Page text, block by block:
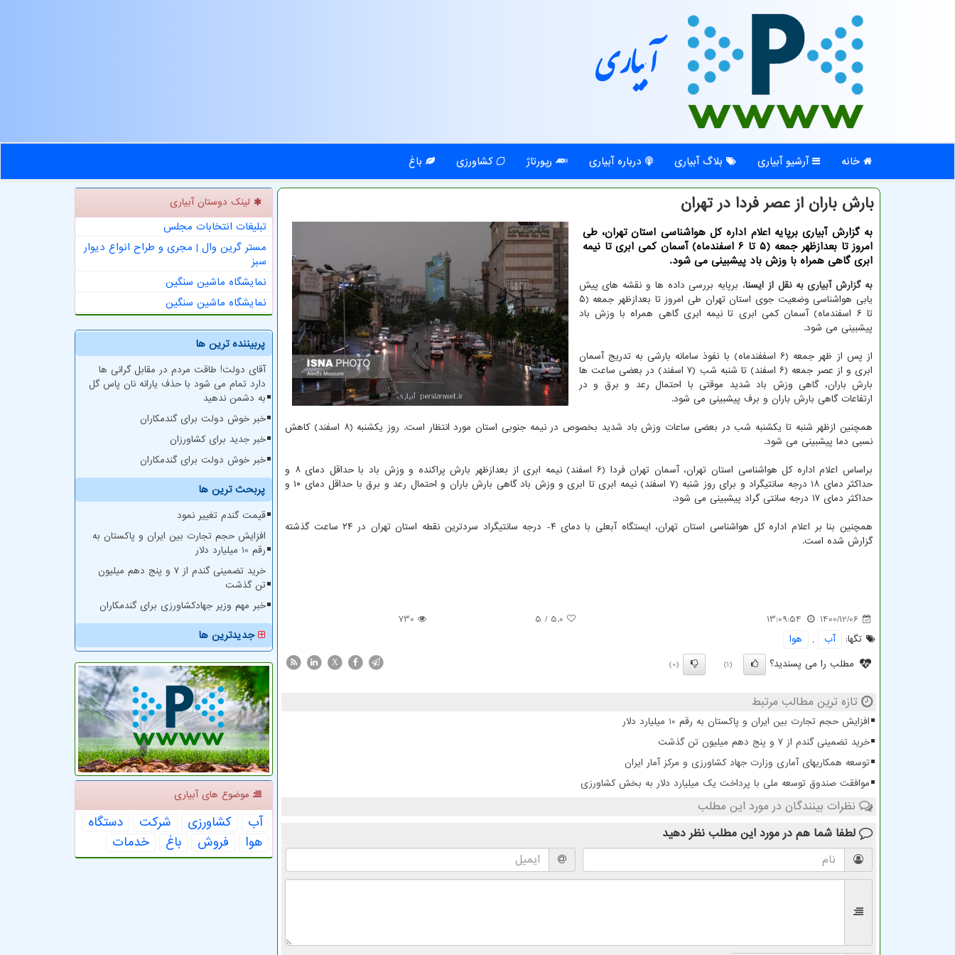
آبیاری
خانه آرشیو آبیاری بلاگ آبیاری درباره آبیاری رپورتاژ کشاورزی باغ
بارش باران از عصر فردا در تهران
به گزارش آبیاری برپایه اعلام اداره کل هواشناسی استان تهران، طی
امروز تا بعدازظهر جمعه (۵ تا ۶ اسفندماه) آسمان کمی ابری تا نیمه
ابری گاهی همراه با وزش باد پیشبینی می شود.
به گزارش آبیاری به نقل از ایسنا، برپایه بررسی داده ها و نقشه های پیش
یابی هواشناسی وضعیت جوی استان تهران طی امروز تا بعدازظهر جمعه (۵
تا ۶ اسفندماه) آسمان کمی ابری تا نیمه ابری گاهی همراه با وزش باد
پیشبینی می شود.
از پس از ظهر جمعه (۶ اسففندماه) با نفوذ سامانه بارشی به تدریج آسمان
ابری و از عصر جمعه (۶ اسفند) تا شنبه شب (۷ اسفند) در بعضی ساعت ها
بارش باران، گاهی وزش باد شدید موقتی با احتمال رعد و برق و در
ارتفاعات گاهی بارش باران و برف پیشبینی می شود.
همچنین ازظهر شنبه تا یکشنبه شب در بعضی ساعات وزش باد شدید بخصوص در نیمه جنوبی استان مورد انتظار است. روز یکشنبه (۸ اسفند) کاهش
نسبی دما پیشبینی می شود.
براساس اعلام اداره کل هواشناسی استان تهران، آسمان تهران فردا (۶ اسفند) نیمه ابری از بعدازظهر بارش پراکنده و وزش باد با حداقل دمای ۸ و
حداکثر دمای ۱۸ درجه سانتیگراد و برای روز شنبه (۷ اسفند) نیمه ابری تا ابری و وزش باد گاهی بارش باران و احتمال رعد و برق با حداقل دمای ۱۰ و
حداکثر دمای ۱۷ درجه سانتی گراد پیشبینی می شود.
همچنین بنا بر اعلام اداره کل هواشناسی استان تهران، ایستگاه آبعلی با دمای ۴- درجه سانتیگراد سردترین نقطه استان تهران در ۲۴ ساعت گذشته
گزارش شده است.
1400/12/06
13:09:54
5.0
/ 5
730
تگها:
آب ,
هوا
مطلب را می پسندید؟
(1)
(0)
X
تازه ترین مطالب مرتبط
افزایش حجم تجارت بین ایران و پاکستان به رقم 10 میلیارد دلار
خرید تضمینی گندم از ۷ و پنج دهم میلیون تن گذشت
توسعه همکاریهای آماری وزارت جهاد کشاورزی و مرکز آمار ایران
موافقت صندوق توسعه ملی با پرداخت یک میلیارد دلار به بخش کشاورزی
نظرات بینندگان در مورد این مطلب
لطفا شما هم در مورد این مطلب نظر دهید
لینک دوستان آبیاری
تبلیغات انتخابات مجلس
مستر گرین وال | مجری و طراح انواع دیوار
سبز
نمایشگاه ماشین سنگین
نمایشگاه ماشین سنگین
پربیننده ترین ها
آقای دولت! طاقت مردم در مقابل گرانی ها
دارد تمام می شود با حذف یارانه نان پاس گل
به دشمن ندهید
خبر خوش دولت برای گندمکاران
خبر جدید برای کشاورزان
خبر خوش دولت برای گندمکاران
پربحث ترین ها
قیمت گندم تغییر نمود
افزایش حجم تجارت بین ایران و پاکستان به
رقم 10 میلیارد دلار
خرید تضمینی گندم از ۷ و پنج دهم میلیون
تن گذشت
خبر مهم وزیر جهادکشاورزی برای گندمکاران
جدیدترین ها
موضوع های آبیاری
آب كشاورزی شركت
دستگاه
هوا
فروش باغ خدمات